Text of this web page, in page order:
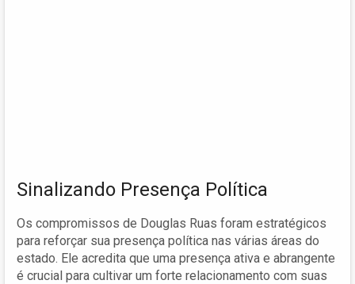
Sinalizando Presença Política
Os compromissos de Douglas Ruas foram estratégicos
para reforçar sua presença política nas várias áreas do
estado. Ele acredita que uma presença ativa e abrangente
é crucial para cultivar um forte relacionamento com suas